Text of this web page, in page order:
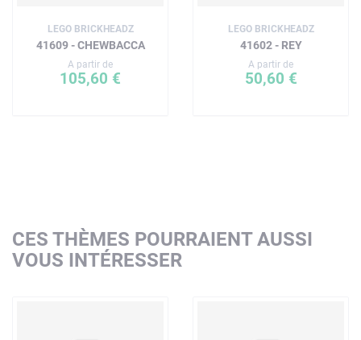
LEGO BRICKHEADZ
41609 - CHEWBACCA
A partir de
105,60 €
LEGO BRICKHEADZ
41602 - REY
A partir de
50,60 €
CES THÈMES POURRAIENT AUSSI
VOUS INTÉRESSER